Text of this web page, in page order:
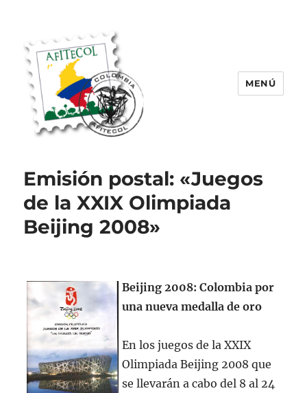
Temática en Colombia | 2008 –
2025
MENÚ
Emisión postal: «Juegos
de la XXIX Olimpiada
Beijing 2008»
Beijing 2008: Colombia por
una nueva medalla de oro
En los juegos de la XXIX
Olimpiada Beijing 2008 que
se llevarán a cabo del 8 al 24